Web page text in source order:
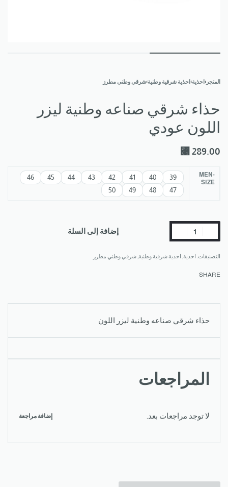
المتجر › احذية› احذية شرقية وطنية›شرقي وطني مطرز
حذاء شرقي صناعه وطنية ليزر
اللون عودي
⃁ 289.00
MEN-
SIZE
39
40
41
42
43
44
45
46
47
48
49
50
إضافة إلى السلة
التصنيفات: احذية احذية شرقية وطنية شرقي وطني مطرز
SHARE
حذاء شرقي صناعه وطنية ليزر اللون
المراجعات
لا توجد مراجعات بعد. إضافة مراجعة